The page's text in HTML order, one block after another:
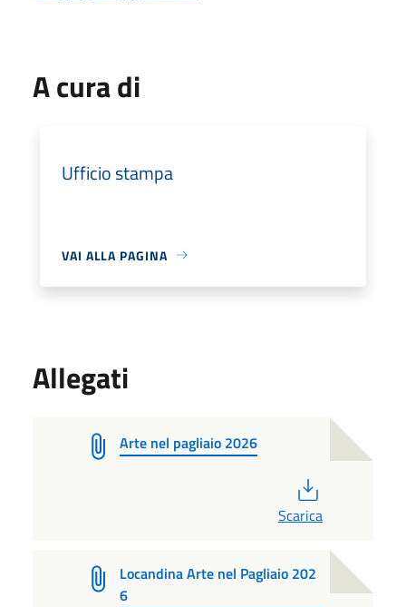
A cura di
Ufficio stampa
VAI ALLA PAGINA
Allegati
Arte nel pagliaio 2026
Scarica
Locandina Arte nel Pagliaio 202
6